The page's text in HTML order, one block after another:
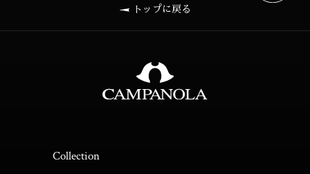
トップに戻る
Collection